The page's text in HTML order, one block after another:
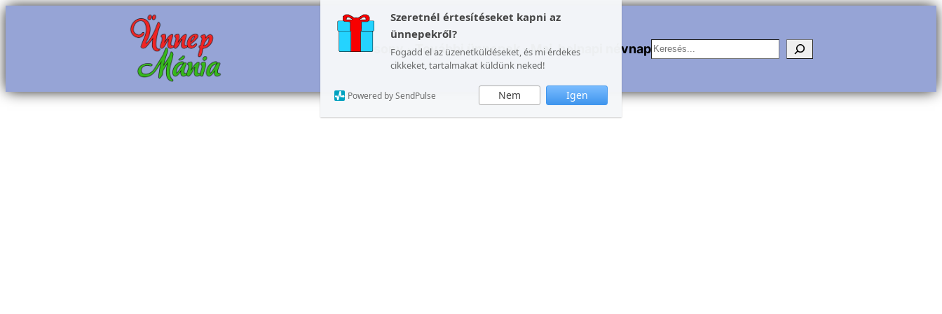
Szeretnél értesítéseket kapni az
ünnepekről?
Fogadd el az üzenetküldéseket, és mi érdekes
cikkeket, tartalmakat küldünk neked!
Nem Igen
Powered by SendPulse
Ugrás
Karácsony További ünnepek Mai, holnapi névnapKeresés